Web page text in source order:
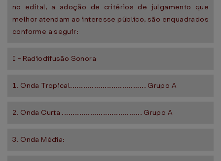
no edital, a adoção de critérios de julgamento que
melhor atendam ao interesse público, são enquadrados
conforme a seguir:
I - Radiodifusão Sonora
1. Onda Tropical................................... Grupo A
2. Onda Curta ..................................... Grupo A
3. Onda Média: